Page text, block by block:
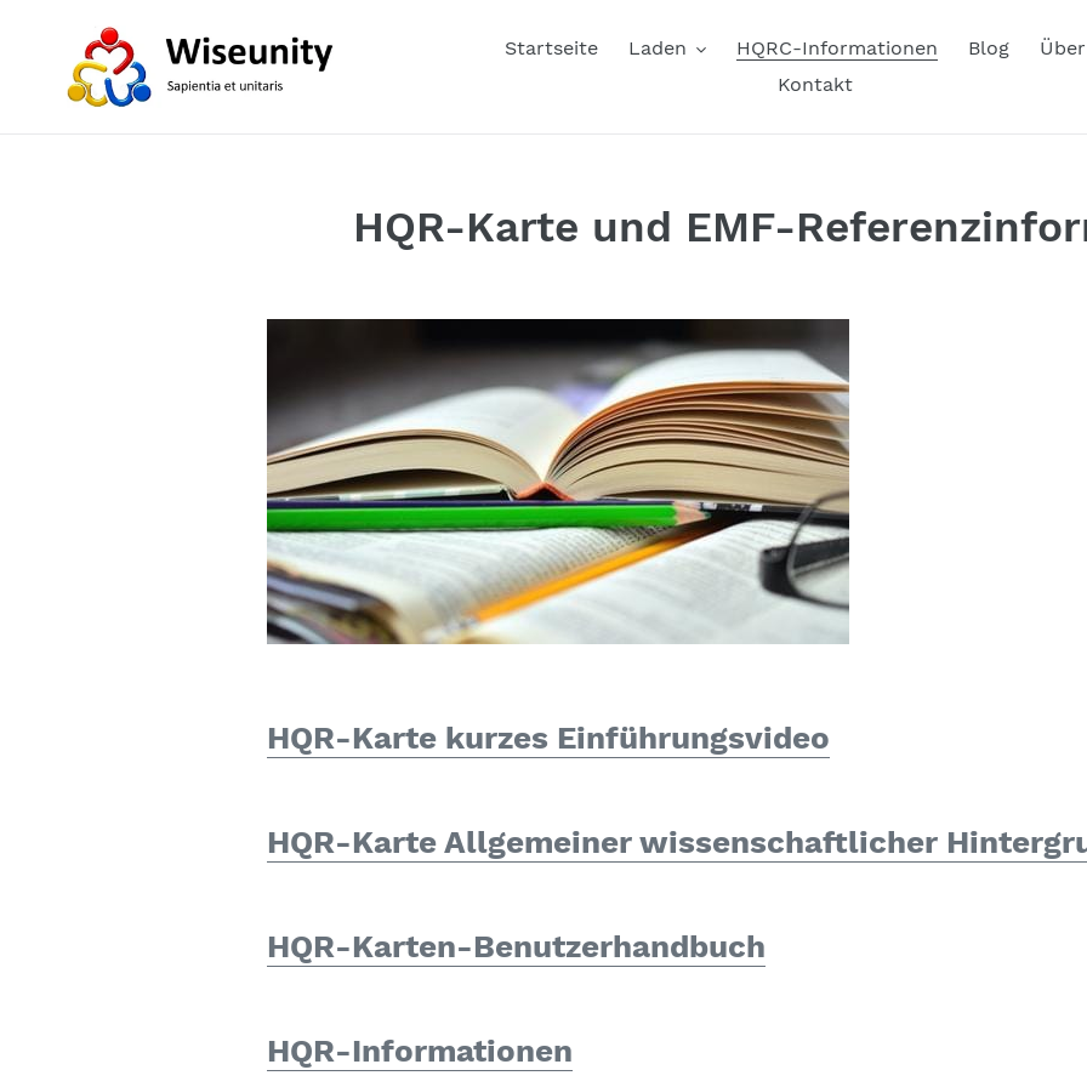
springen
Startseite Laden HQRC-Informationen Blog
Kontakt
HQR-Karte und EMF-
HQR-Karte kurzes Einführungsvideo
HQR-Karte Allgemeiner wissenschaftlicher
HQR-Karten-Benutzerhandbuch
HQR-Informationen